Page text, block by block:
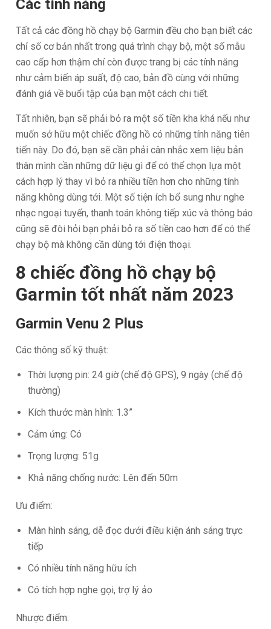
Các tính năng
Tất cả các đồng hồ chạy bộ Garmin đều cho bạn biết các
chỉ số cơ bản nhất trong quá trình chạy bộ, một số mẫu
cao cấp hơn thậm chí còn được trang bị các tính năng
như cảm biến áp suất, độ cao, bản đồ cùng với những
đánh giá về buổi tập của bạn một cách chi tiết.
Tất nhiên, bạn sẽ phải bỏ ra một số tiền kha khá nếu như
muốn sở hữu một chiếc đồng hồ có những tính năng tiên
tiến này. Do đó, bạn sẽ cần phải cân nhắc xem liệu bản
thân mình cần những dữ liệu gì để có thể chọn lựa một
cách hợp lý thay vì bỏ ra nhiều tiền hơn cho những tính
năng không dùng tới. Một số tiện ích bổ sung như nghe
nhạc ngoại tuyến, thanh toán không tiếp xúc và thông báo
cũng sẽ đòi hỏi bạn phải bỏ ra số tiền cao hơn để có thể
chạy bộ mà không cần dùng tới điện thoại.
8 chiếc đồng hồ chạy bộ
Garmin tốt nhất năm 2023
Garmin Venu 2 Plus
Các thông số kỹ thuật:
Thời lượng pin: 24 giờ (chế độ GPS), 9 ngày (chế độ
thường)
Kích thước màn hình: 1.3”
Cảm ứng: Có
Trọng lượng: 51g
Khả năng chống nước: Lên đến 50m
Ưu điểm:
Màn hình sáng, dễ đọc dưới điều kiện ánh sáng trực
tiếp
Có nhiều tính năng hữu ích
Có tích hợp nghe gọi, trợ lý ảo
Nhược điểm: